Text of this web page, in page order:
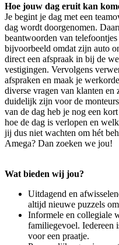
Hoe jouw dag eruit kan
Je begint je dag met een
dag wordt doorgenomen.
beantwoorden van
bijvoorbeeld omdat zijn auto
direct een afspraak in bij de
vestigingen. Vervolgens
afspraken en maak je
diverse vragen van klanten en
duidelijk zijn voor de
van de dag heb je nog een
hoe de dag is verlopen en
jij dus niet wachten om hét
Amega? Dan zoeken we jou!
Wat bieden wij jou?
Uitdagend en
altijd nieuwe puzzels
Informele en collegiale
familiegevoel. Iedereen
voor een praatje.